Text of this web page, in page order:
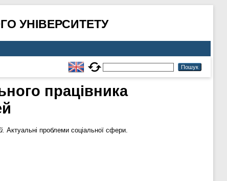
УНІВЕРСИТЕТУ
працівника
Актуальні проблеми соціальної сфери.